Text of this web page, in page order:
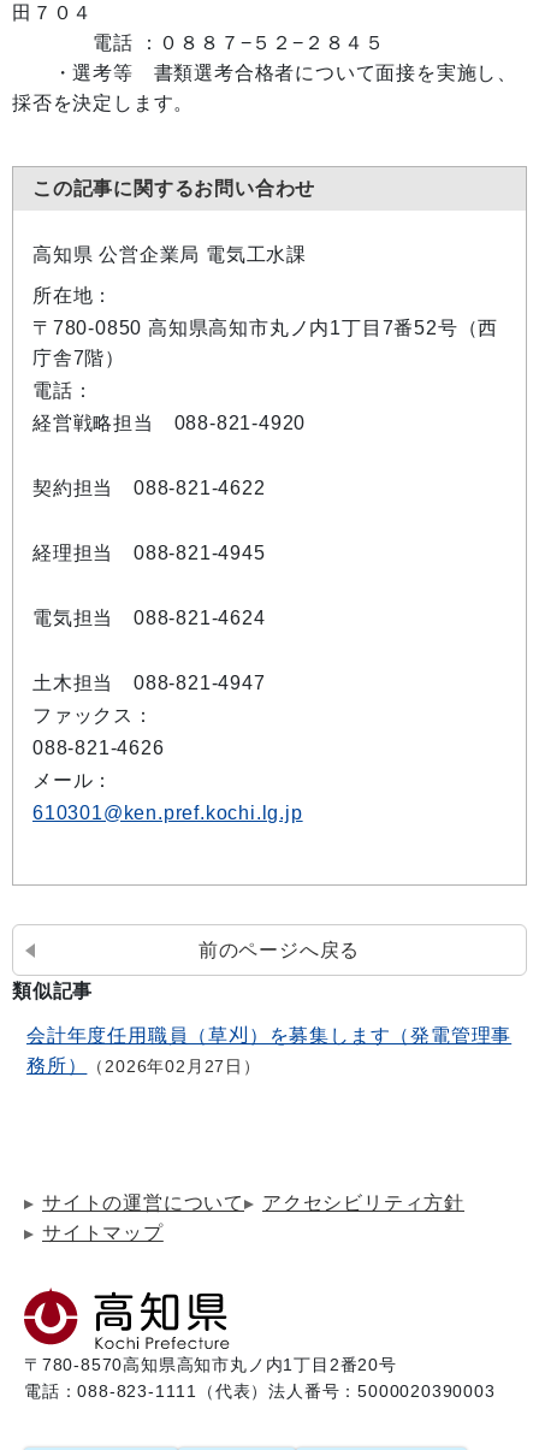
田７０４
電話 ：０８８７−５２−２８４５
・選考等 書類選考合格者について面接を実施し、
採否を決定します。
この記事に関するお問い合わせ
高知県 公営企業局 電気工水課
所在地：
〒780-0850 高知県高知市丸ノ内1丁目7番52号（西
庁舎7階）
電話：
経営戦略担当 088-821-4920
契約担当 088-821-4622
経理担当 088-821-4945
電気担当 088-821-4624
土木担当 088-821-4947
ファックス：
088-821-4626
メール：
610301@ken.pref.kochi.lg.jp
前のページへ戻る
類似記事
会計年度任用職員（草刈）を募集します（発電管理事
務所）
2026年02月27日
サイトの運営について
アクセシビリティ方針
サイトマップ
〒780-8570高知県高知市丸ノ内1丁目2番20号
電話：088-823-1111（代表）法人番号：5000020390003